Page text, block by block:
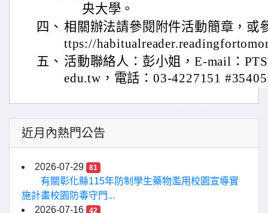
央大學。
四、 相關辦法請參閱附件活動簡章，或
ttps://
五、 活動聯絡人：彭小姐，E-mail：
edu.tw，電話：03-4227151
近月內熱門公告
2026-07-29 81
有關彰化縣115年防制學生藥物濫用校園宣導實
施計畫校園防毒守門...
2026-07-16
42